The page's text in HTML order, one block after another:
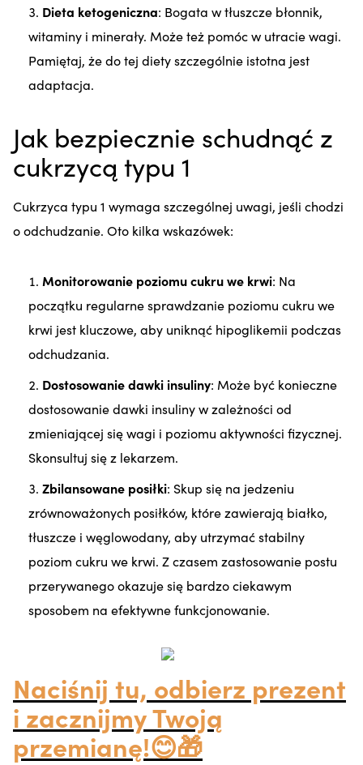
Dieta ketogeniczna: Bogata w tłuszcze błonnik,
witaminy i minerały. Może też pomóc w utracie wagi.
Pamiętaj, że do tej diety szczególnie istotna jest
adaptacja.
Jak bezpiecznie schudnąć z
cukrzycą typu 1
Cukrzyca typu 1 wymaga szczególnej uwagi, jeśli chodzi
o odchudzanie. Oto kilka wskazówek:
Monitorowanie poziomu cukru we krwi: Na
początku regularne sprawdzanie poziomu cukru we
krwi jest kluczowe, aby uniknąć hipoglikemii podczas
odchudzania.
Dostosowanie dawki insuliny: Może być konieczne
dostosowanie dawki insuliny w zależności od
zmieniającej się wagi i poziomu aktywności fizycznej.
Skonsultuj się z lekarzem.
Zbilansowane posiłki: Skup się na jedzeniu
zrównoważonych posiłków, które zawierają białko,
tłuszcze i węglowodany, aby utrzymać stabilny
poziom cukru we krwi. Z czasem zastosowanie postu
przerywanego okazuje się bardzo ciekawym
sposobem na efektywne funkcjonowanie.
Naciśnij tu, odbierz prezent
i zacznijmy Twoją
przemianę!😊🎁